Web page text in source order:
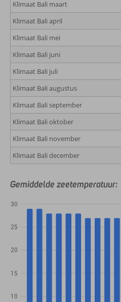
Klimaat Bali maart
Klimaat Bali april
Klimaat Bali mei
Klimaat Bali juni
Klimaat Bali juli
Klimaat Bali augustus
Klimaat Bali september
Klimaat Bali oktober
Klimaat Bali november
Klimaat Bali december
Gemiddelde zeetemperatuur:
10
15
20
25
30